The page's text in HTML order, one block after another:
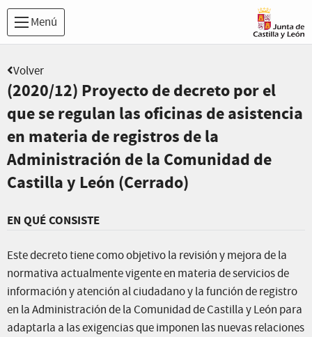
Menú
Volver
(2020/12) Proyecto de decreto por el
que se regulan las oficinas de asistencia
en materia de registros de la
Administración de la Comunidad de
Castilla y León (Cerrado)
EN QUÉ CONSISTE
Este decreto tiene como objetivo la revisión y mejora de la
normativa actualmente vigente en materia de servicios de
información y atención al ciudadano y la función de registro
en la Administración de la Comunidad de Castilla y León para
adaptarla a las exigencias que imponen las nuevas relaciones